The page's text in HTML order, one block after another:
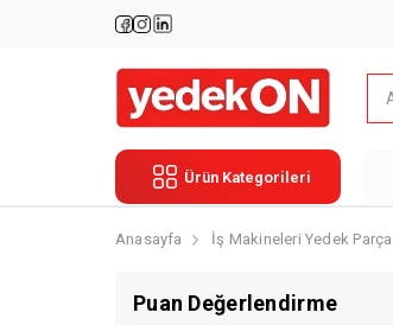
Ürün Kategorileri
Anasayfa İş Makineleri Yedek Parça
Puan Değerlendirme